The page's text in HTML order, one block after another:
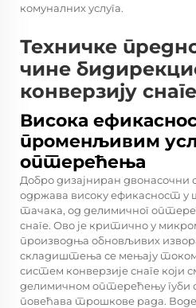
комуналних услуга.
Техничке
чине
конверзију
Висока
променљивим
оптерећења
Добро дизајниран двонасочни
одржава високу ефикасност
тачака, од делимичног
снаге. Ово је критично у
производња обновљивих
складиштења се мењају
систем конверзије снаге који
делимичном оптерећењу губи
повећава трошкове рада.